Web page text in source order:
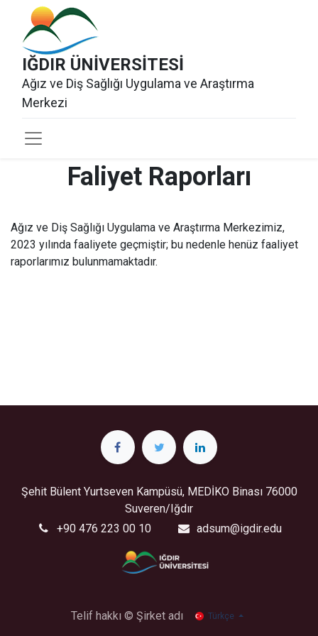
IĞDIR ÜNİVERSİTESİ
Ağız ve Diş Sağlığı Uygulama ve Araştırma
Merkezi​
Faliyet Raporları
Ağız ve Diş Sağlığı Uygulama ve Araştırma Merkezimiz,
2023 yılında faaliyete geçmiştir; bu nedenle henüz faaliyet
raporlarımız bulunmamaktadır.
Şehit Bülent Yurtseven Kampüsü, MEDİKO Binası 76000
Suveren/Iğdır
+90 476 223 00 10 adsum@igdir.edu
Telif hakkı © Şirket adı Türkçe